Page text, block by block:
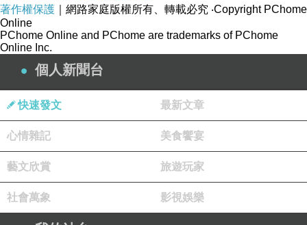
著作權保護 ｜網路家庭版權所有、轉載必究 ‧Copyright PChome
Online
PChome Online and PChome are trademarks of PChome
Online Inc.
個人新聞台
快速發文 最新文章
心情雜記 美食饗宴
藝文欣賞 旅遊玩家
社會萬象 影視娛樂